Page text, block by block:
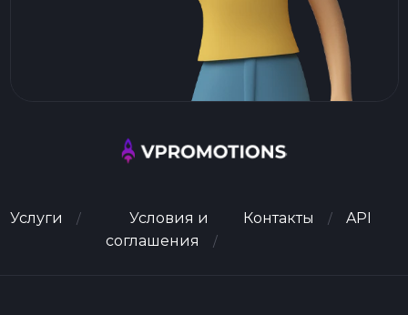
Услуги
Условия и
соглашения
Контакты API